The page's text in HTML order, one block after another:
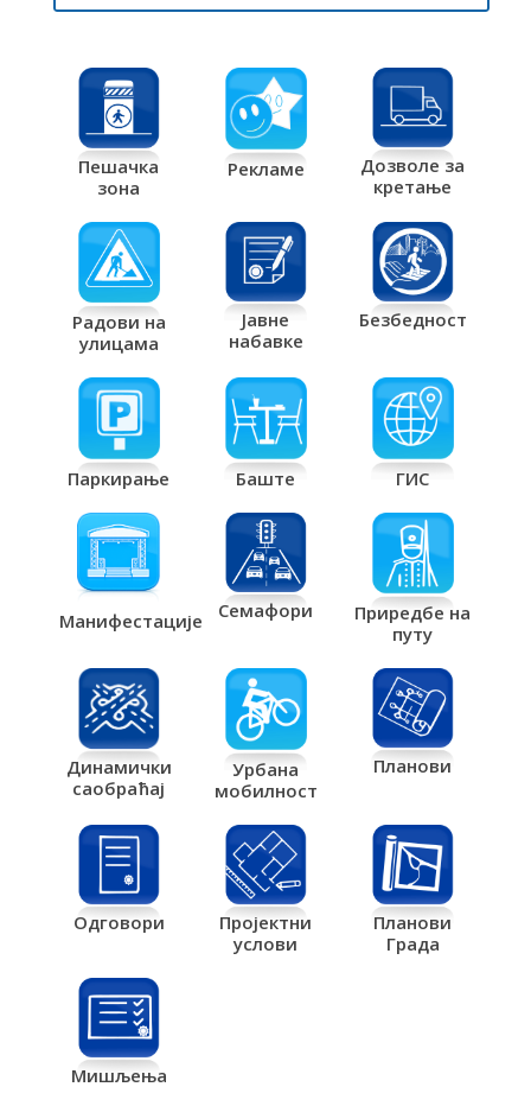
Пешачка
зона
Рекламе
Дозволе за
кретање
Радови на
улицама
Јавне
набавке
Безбедност
Паркирање Баште ГИС
Манифестације Семафори
Приредбе на
путу
Динамички
саобраћај
Урбана
мобилност
Планови
Одговори
Пројектни
услови
Планови
Града
Мишљења